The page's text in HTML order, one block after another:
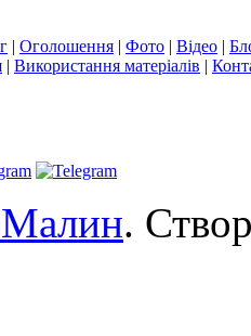
| Оголошення | Фото | Відео |
| Використання матеріалів |
.